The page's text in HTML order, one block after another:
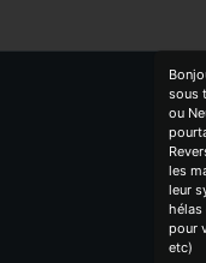
sous
ou
les
leur
hélas
pour
etc)